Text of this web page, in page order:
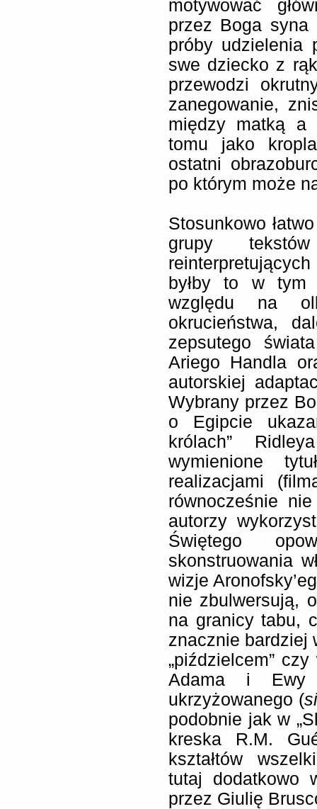
motywować
przez Boga syna
próby udzielenia
swe dziecko z
przewodzi
zanegowanie,
między matką a
tomu jako
ostatni
po którym może
Stosunkowo
grupy tekstów
byłby to w tym
względu na
okrucieństwa,
zepsutego
Ariego Handla
autorskiej
Wybrany przez
o Egipcie
królach”
wymienione
realizacjami
równocześnie
autorzy
Świętego
skonstruowania
wizje
nie zbulwersują,
na granicy tabu,
znacznie bardziej
„piździelcem”
Adama i Ewy
ukrzyżowanego (
podobnie jak w
kreska R.M.
kształtów
tutaj dodatkowo
przez Giulię